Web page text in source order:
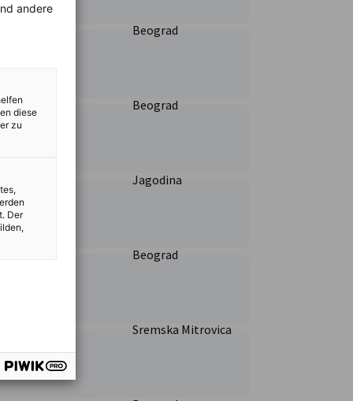
Beograd
Beograd
Jagodina
Beograd
Sremska Mitrovica
andere
diese
zu
Der